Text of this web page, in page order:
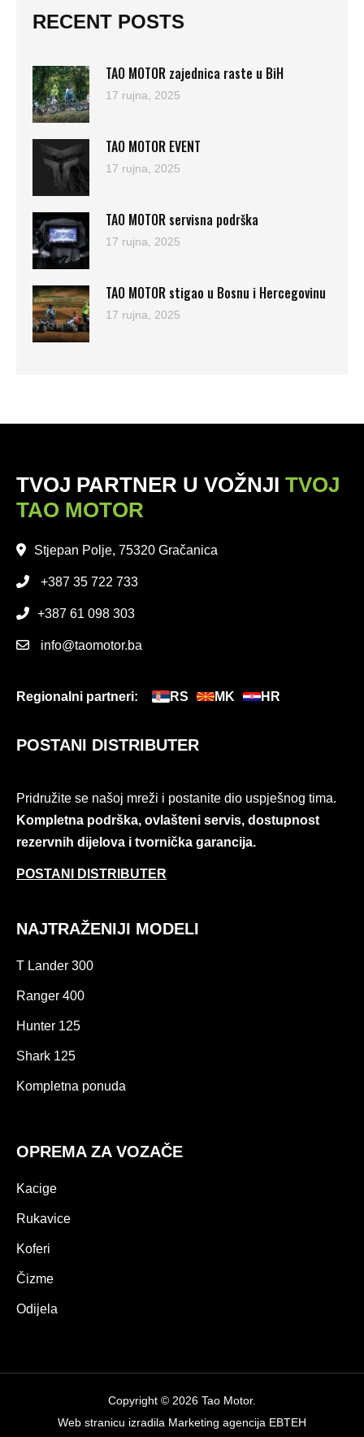
RECENT POSTS
TAO MOTOR zajednica raste u BiH
17 rujna, 2025
TAO MOTOR EVENT
17 rujna, 2025
TAO MOTOR servisna podrška
17 rujna, 2025
TAO MOTOR stigao u Bosnu i Hercegovinu
17 rujna, 2025
TVOJ PARTNER U VOŽNJI TVOJ
TAO MOTOR
Stjepan Polje, 75320 Gračanica
+387 35 722 733
+387 61 098 303
info@taomotor.ba
Regionalni partneri: RS MK HR
POSTANI DISTRIBUTER
Pridružite se našoj mreži i postanite dio uspješnog tima.
Kompletna podrška, ovlašteni servis, dostupnost
rezervnih dijelova i tvornička garancija.
POSTANI DISTRIBUTER
NAJTRAŽENIJI MODELI
T Lander 300
Ranger 400
Hunter 125
Shark 125
Kompletna ponuda
OPREMA ZA VOZAČE
Kacige
Rukavice
Koferi
Čizme
Odijela
Copyright © 2026 Tao Motor.
Web stranicu izradila Marketing agencija EBTEH